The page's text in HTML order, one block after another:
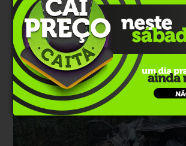
Motociclista morre após ser
árvore durante temporal
Acidente ocorreu na noite de quinta-feira (6);
morreu no local.